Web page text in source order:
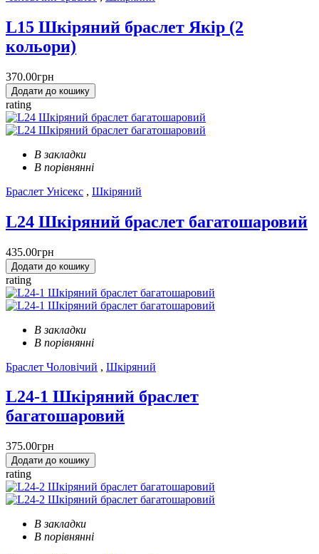
L15 Шкіряний браслет Якір (2
кольори)
370.00грн
Додати до кошику
rating
В закладки
В порівнянні
Браслет Унісекс , Шкіряний
L24 Шкіряний браслет багатошаровий
435.00грн
Додати до кошику
rating
В закладки
В порівнянні
Браслет Чоловічий , Шкіряний
L24-1 Шкіряний браслет
багатошаровий
375.00грн
Додати до кошику
rating
В закладки
В порівнянні